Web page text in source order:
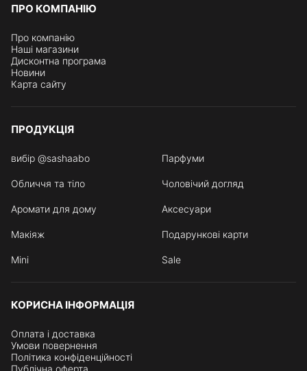
ПРО КОМПАНІЮ
Про компанію
Наші магазини
Дисконтна програма
Новини
Карта сайту
ПРОДУКЦІЯ
вибір @sashaabo Парфуми
Обличчя та тіло Чоловічий догляд
Аромати для дому Аксесуари
Макіяж Подарункові карти
Mini Sale
КОРИСНА ІНФОРМАЦІЯ
Оплата і доставка
Умови повернення
Політика конфіденційності
Публічна оферта